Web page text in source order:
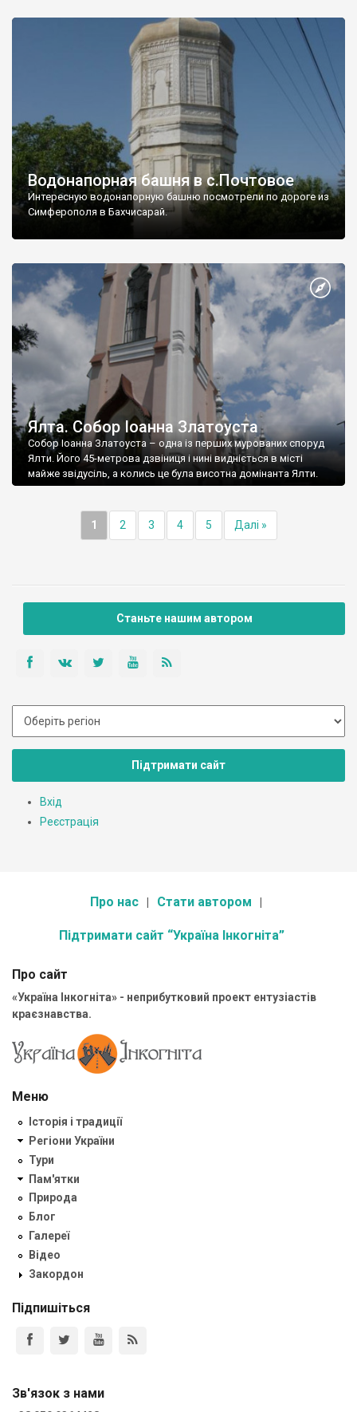
Водонапорная башня в с.Почтовое
Интересную водонапорную башню посмотрели по дороге из
Симферополя в Бахчисарай.
Ялта. Собор Іоанна Златоуста
Собор Іоанна Златоуста – одна із перших мурованих споруд
Ялти. Його 45-метрова дзвіниця і нині видніється в місті
майже звідусіль, а колись це була висотна домінанта Ялти.
1 2 3 4 5 Далі »
Станьте нашим автором
Підтримати сайт
Вхід
Реєстрація
Про нас Стати автором
Підтримати сайт “Україна Інкогніта”
Про сайт
«Україна Інкогніта» - неприбутковий проект ентузіастів
краєзнавства.
Меню
Історія і традиції
Регіони України
Тури
Пам'ятки
Природа
Блог
Галереї
Відео
Закордон
Підпишіться
Зв'язок з нами